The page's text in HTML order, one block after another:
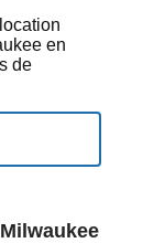
en
de